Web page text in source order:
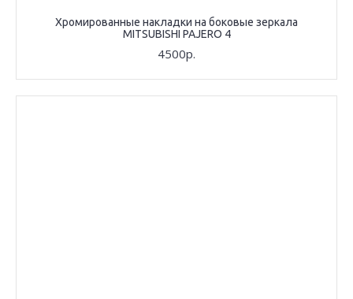
Хромированные накладки на боковые зеркала
MITSUBISHI PAJERO 4
4500р.